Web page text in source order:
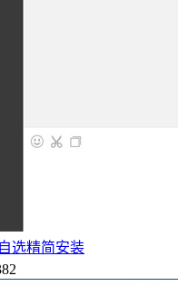
选精简安装